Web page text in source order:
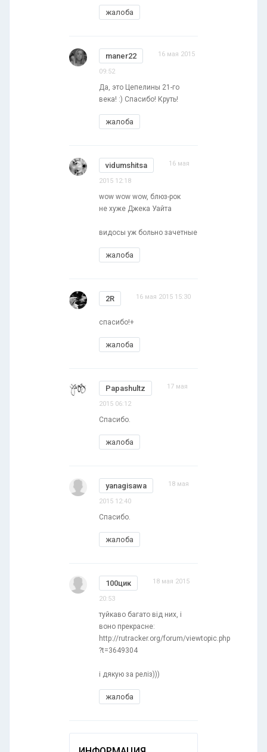
жалоба
maner22 16 мая 2015
09:52
Да, это Цепелины 21-го
века! :) Спасибо! Круть!
жалоба
vidumshitsa 16 мая
2015 12:18
wow wow wow, блюз-рок
не хуже Джека Уайта
видосы уж больно зачетные
жалоба
2R 16 мая 2015 15:30
спасибо!+
жалоба
Papashultz 17 мая
2015 06:12
Спасибо.
жалоба
yanagisawa 18 мая
2015 12:40
Спасибо.
жалоба
100цик 18 мая 2015
20:53
туйкаво багато від них, і
воно прекрасне:
http://rutracker.org/forum/viewtopic.php
?t=3649304
і дякую за реліз)))
жалоба